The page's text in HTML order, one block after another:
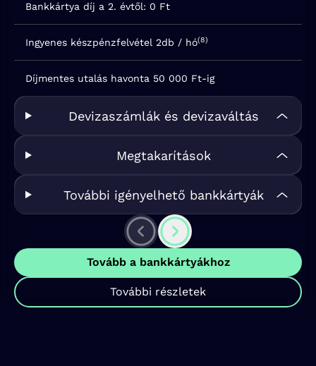
Bankkártya díj a 2. évtől: 0 Ft
Ingyenes készpénzfelvétel 2db / hó(8)
Díjmentes utalás havonta 50 000 Ft-ig
Devizaszámlák és devizaváltás
Megtakarítások
További igényelhető bankkártyák
Tovább a bankkártyákhoz
További részletek